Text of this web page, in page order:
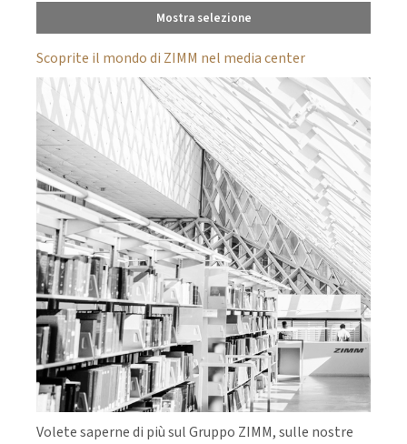
Mostra selezione
Scoprite il mondo di ZIMM nel media center
Volete saperne di più sul Gruppo ZIMM, sulle nostre